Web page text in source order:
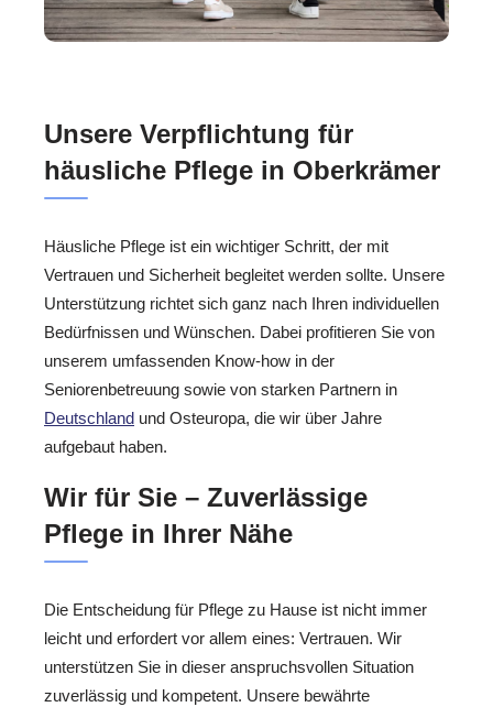
Unsere Verpflichtung für
häusliche Pflege in Oberkrämer
Häusliche Pflege ist ein wichtiger Schritt, der mit
Vertrauen und Sicherheit begleitet werden sollte. Unsere
Unterstützung richtet sich ganz nach Ihren individuellen
Bedürfnissen und Wünschen. Dabei profitieren Sie von
unserem umfassenden Know-how in der
Seniorenbetreuung sowie von starken Partnern in
Deutschland und Osteuropa, die wir über Jahre
aufgebaut haben.
Wir für Sie – Zuverlässige
Pflege in Ihrer Nähe
Die Entscheidung für Pflege zu Hause ist nicht immer
leicht und erfordert vor allem eines: Vertrauen. Wir
unterstützen Sie in dieser anspruchsvollen Situation
zuverlässig und kompetent. Unsere bewährte